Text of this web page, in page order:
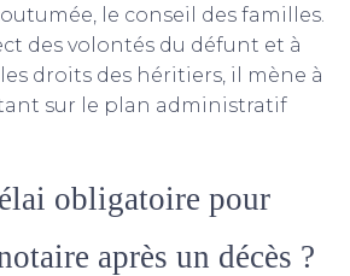
le conseil des familles.
des volontés du défunt et à
droits des héritiers, il mène à
sur le plan administratif
obligatoire pour
après un décès ?